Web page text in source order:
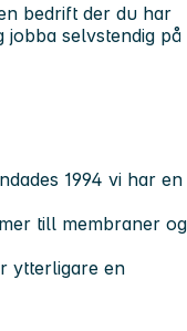
bedrift der du har
jobba selvstendig på
1994 vi har en
till membraner og
ytterligare en